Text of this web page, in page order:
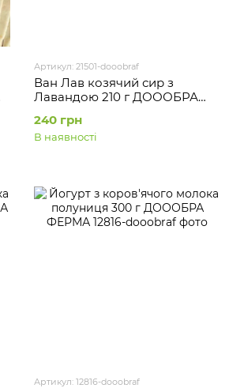
Артикул: 21501-dooobraf
Ван Лав козячий сир з
Лавандою 210 г ДОООБРА
240 грн
В наявності
Артикул: 12816-dooobraf